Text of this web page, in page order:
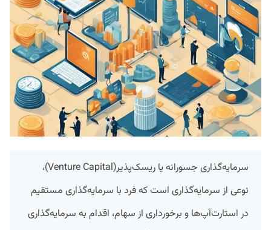
سرمایه‌گذاری جسورانه یا ریسک‌پذیر(Venture Capital)،
نوعی از سرمایه‌گذاری است که فرد با سرمایه‌گذاری مستقیم
در استارت‌آپ‌ها و برخورداری از سهام، اقدام به سرمایه‌گذاری